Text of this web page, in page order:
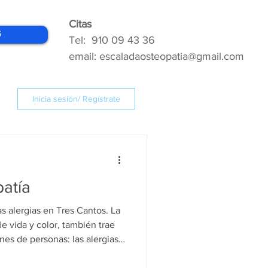
Citas
Tel: 910 09 43 36
email: escaladaosteopatia@gmail.com
Inicia sesión/ Regístrate
alergias en Tres Cantos. La
vida y color, también trae
de personas: las alergias